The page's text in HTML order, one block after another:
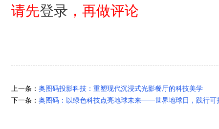
请先登录 ，再做评论
上一条： 奥图码投影科技：重塑现代沉浸式光影餐厅的科技美学
下一条： 奥图码：以绿色科技点亮地球未来——世界地球日，践行可